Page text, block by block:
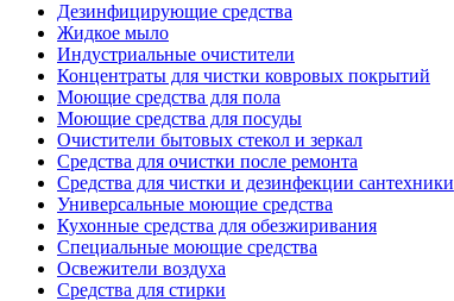
Дезинфицирующие средства
Жидкое мыло
Индустриальные очистители
Концентраты для чистки ковровых покрытий
Моющие средства для пола
Моющие средства для посуды
Очистители бытовых стекол и зеркал
Средства для очистки после ремонта
Средства для чистки и дезинфекции сантехники
Универсальные моющие средства
Кухонные средства для обезжиривания
Специальные моющие средства
Освежители воздуха
Средства для стирки